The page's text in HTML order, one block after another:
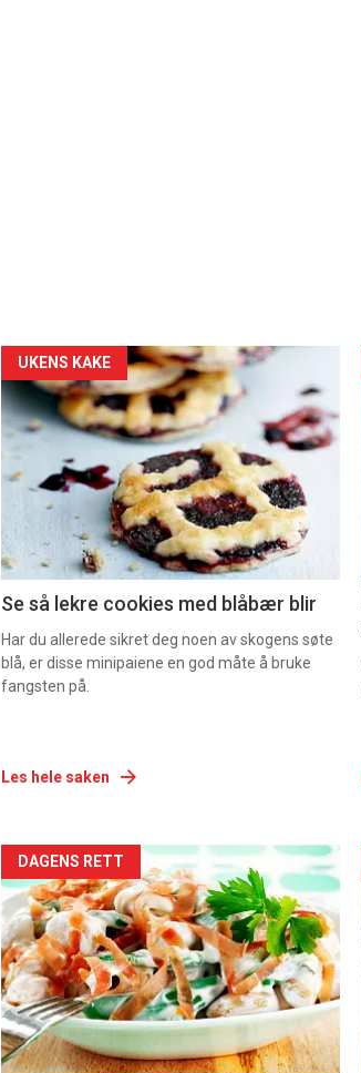
Forsiden
akkurat
nå
2
UKENS KAKE
Se så lekre cookies med blåbær blir
Har du allerede sikret deg noen av skogens søte
blå, er disse minipaiene en god måte å bruke
fangsten på.
Les hele saken
Forsiden
akkurat
nå
-
5
DAGENS RETT